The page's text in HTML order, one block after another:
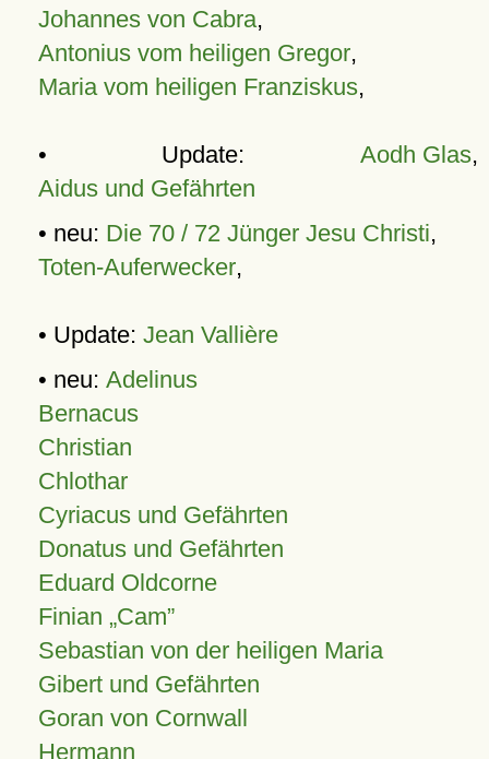
Johannes von Cabra,
Antonius vom heiligen Gregor,
Maria vom heiligen Franziskus,
• Update: Aodh Glas,
Aidus und Gefährten
• neu: Die 70 / 72 Jünger Jesu Christi,
Toten-Auferwecker,
• Update: Jean Vallière
• neu: Adelinus
Bernacus
Christian
Chlothar
Cyriacus und Gefährten
Donatus und Gefährten
Eduard Oldcorne
Finian Cam
Sebastian von der heiligen Maria
Gibert und Gefährten
Goran von Cornwall
Hermann